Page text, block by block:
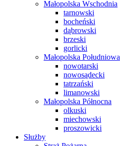
Małopolska Wschodnia
tarnowski
bocheński
dąbrowski
brzeski
gorlicki
Małopolska Południowa
nowotarski
nowosądecki
tatrzański
limanowski
Małopolska Północna
olkuski
miechowski
proszowicki
Służby